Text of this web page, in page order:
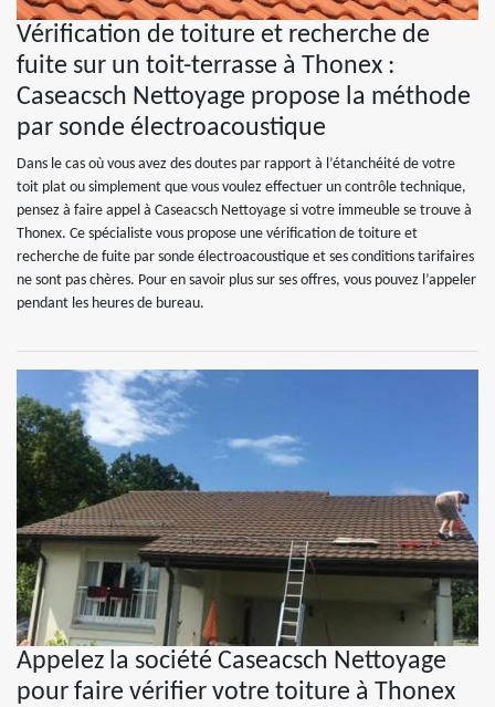
Vérification de toiture et recherche de
fuite sur un toit-terrasse à Thonex :
Caseacsch Nettoyage propose la méthode
par sonde électroacoustique
Dans le cas où vous avez des doutes par rapport à l’étanchéité de votre
toit plat ou simplement que vous voulez effectuer un contrôle technique,
pensez à faire appel à Caseacsch Nettoyage si votre immeuble se trouve à
Thonex. Ce spécialiste vous propose une vérification de toiture et
recherche de fuite par sonde électroacoustique et ses conditions tarifaires
ne sont pas chères. Pour en savoir plus sur ses offres, vous pouvez l’appeler
pendant les heures de bureau.
Appelez la société Caseacsch Nettoyage
pour faire vérifier votre toiture à Thonex